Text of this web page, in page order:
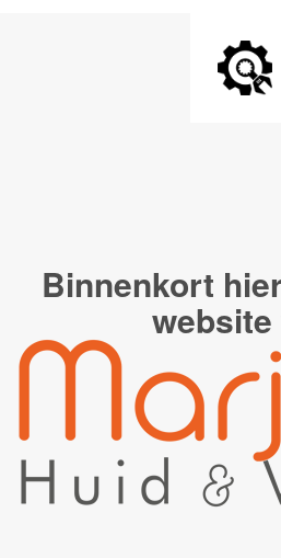
Binnenkort
website